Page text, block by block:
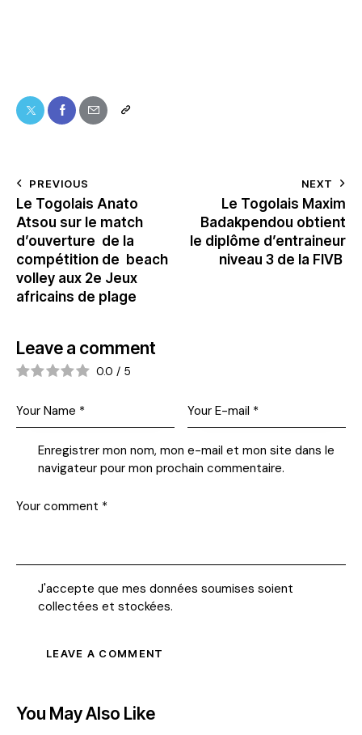
PREVIOUS
Le Togolais Anato
Atsou sur le match
d’ouverture de la
compétition de beach
volley aux 2e Jeux
africains de plage
NEXT
Le Togolais Maxim
Badakpendou obtient
le diplôme d’entraineur
niveau 3 de la FIVB
Leave a comment
0.0 / 5
Enregistrer mon nom, mon e-mail et mon site dans le
navigateur pour mon prochain commentaire.
J'accepte que mes données soumises soient
collectées et stockées.
You May Also Like